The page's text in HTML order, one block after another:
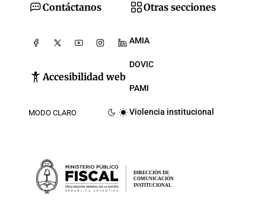
Contáctanos
Accesibilidad web
MODO CLARO
Otras secciones
AMIA
DOVIC
PAMI
Violencia institucional
DIRECCIÓN DE
COMUNICACIÓN
INSTITUCIONAL